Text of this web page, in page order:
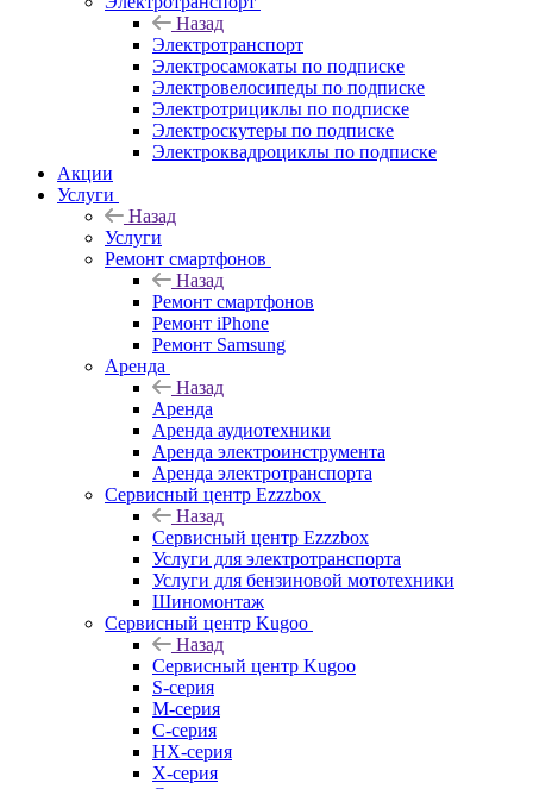
Назад
Электротранспорт
Электросамокаты по подписке
Электровелосипеды по подписке
Электротрициклы по подписке
Электроскутеры по подписке
Электроквадроциклы по подписке
Акции
Услуги
Назад
Услуги
Ремонт смартфонов
Назад
Ремонт смартфонов
Ремонт iPhone
Ремонт Samsung
Аренда
Назад
Аренда
Аренда аудиотехники
Аренда электроинструмента
Аренда электротранспорта
Сервисный центр Ezzzbox
Назад
Сервисный центр Ezzzbox
Услуги для электротранспорта
Услуги для бензиновой мототехники
Шиномонтаж
Сервисный центр Kugoo
Назад
Сервисный центр Kugoo
S-cерия
M-серия
С-серия
HX-серия
X-серия